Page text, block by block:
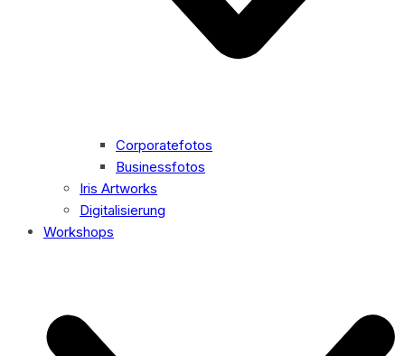
Corporatefotos
Businessfotos
Iris Artworks
Digitalisierung
Workshops